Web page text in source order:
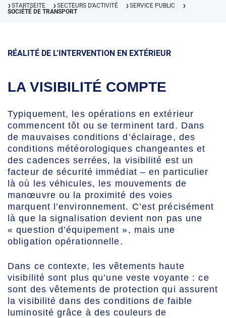
❯ STARTSEITE ❯ SECTEURS D’ACTIVITÉ ❯ SERVICE PUBLIC ❯
SOCIÉTÉ DE TRANSPORT
RÉALITÉ DE L’INTERVENTION EN EXTÉRIEUR
LA VISIBILITÉ COMPTE
Typiquement, les opérations en extérieur
commencent tôt ou se terminent tard. Dans
de mauvaises conditions d’éclairage, des
conditions météorologiques changeantes et
des cadences serrées, la visibilité est un
facteur de sécurité immédiat – en particulier
là où les véhicules, les mouvements de
manœuvre ou la proximité des voies
marquent l’environnement. C’est précisément
là que la signalisation devient non pas une
« question d’équipement », mais une
obligation opérationnelle.
Dans ce contexte, les vêtements haute
visibilité sont plus qu’une veste voyante : ce
sont des vêtements de protection qui assurent
la visibilité dans des conditions de faible
luminosité grâce à des couleurs de